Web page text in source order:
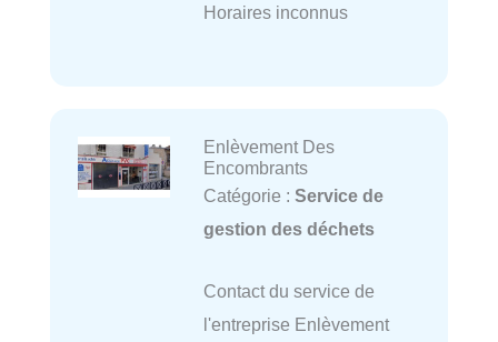
Horaires inconnus
Enlèvement Des
Encombrants
Catégorie : Service de
gestion des déchets
Contact du service de
l'entreprise Enlèvement